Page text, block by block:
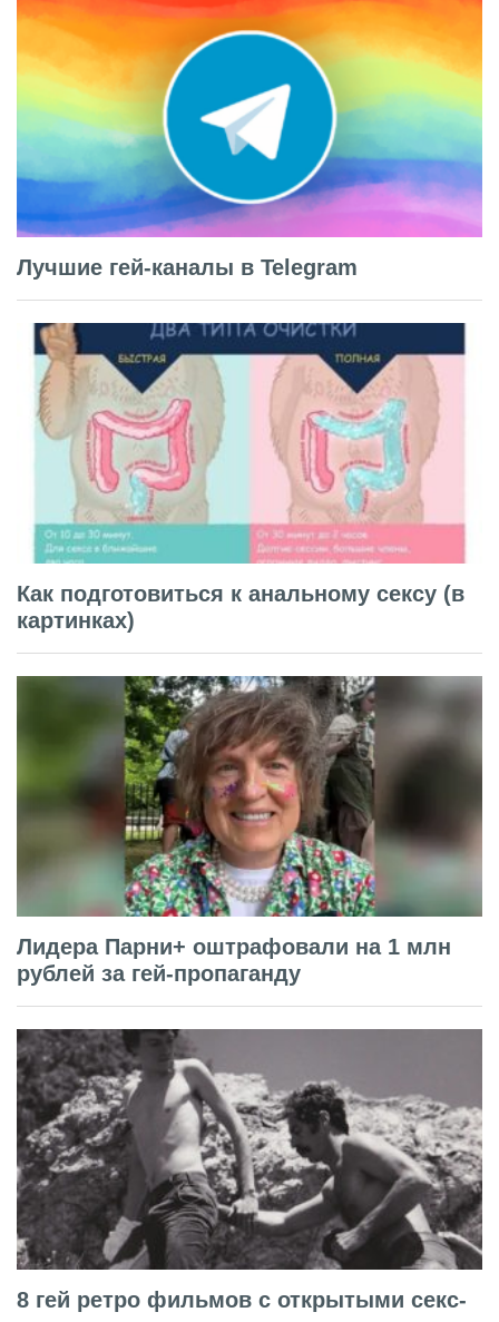
Лучшие гей-каналы в Telegram
Как подготовиться к анальному сексу (в
картинках)
Лидера Парни+ оштрафовали на 1 млн
рублей за гей-пропаганду
8 гей ретро фильмов с открытыми секс-